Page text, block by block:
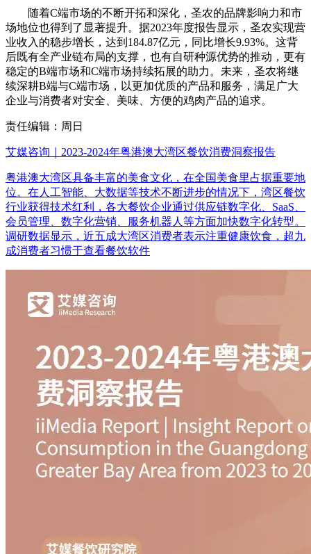
随着C端市场的不断开拓和深化，圣农的品牌影响力和市
场地位也得到了显著提升。据2023年度报告显示，圣农实现营
业收入的稳步增长，达到184.87亿元，同比增长9.93%。这背
后既有全产业链布局的支撑，也有自研种源优势的推动，更有
稳定的B端市场和C端市场持续拓展的助力。未来，圣农将继
续深耕B端与C端市场，以更加优质的产品和服务，满足广大
企业与消费者对安全、美味、方便的鸡肉产品的追求。
责任编辑：周日
艾媒咨询｜2023-2024年粤港澳大湾区餐饮消费洞察报告
粤港澳大湾区具备丰富的美食文化，在全国美食里占据重要地
位。在人工智能、大数据等技术不断进步的情况下，湾区餐饮
行业获得技术红利，各大餐饮企业通过供应链数字化、SaaS、
会员管理、数字化营销、服务机器人等方面加快数字化转型。
调研数据显示，近五成大湾区消费者表示注重健康饮食，超九
成消费者习惯于查看餐饮软件